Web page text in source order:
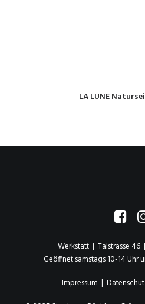
IN DEN
LA LUNE
Werkstatt | Talstrasse 46
Geöffnet samstags 10-14 Uhr
Impressum |